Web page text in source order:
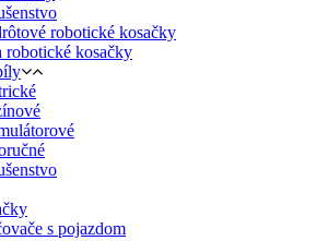
robotické kosačky
robotické kosačky
s pojazdom